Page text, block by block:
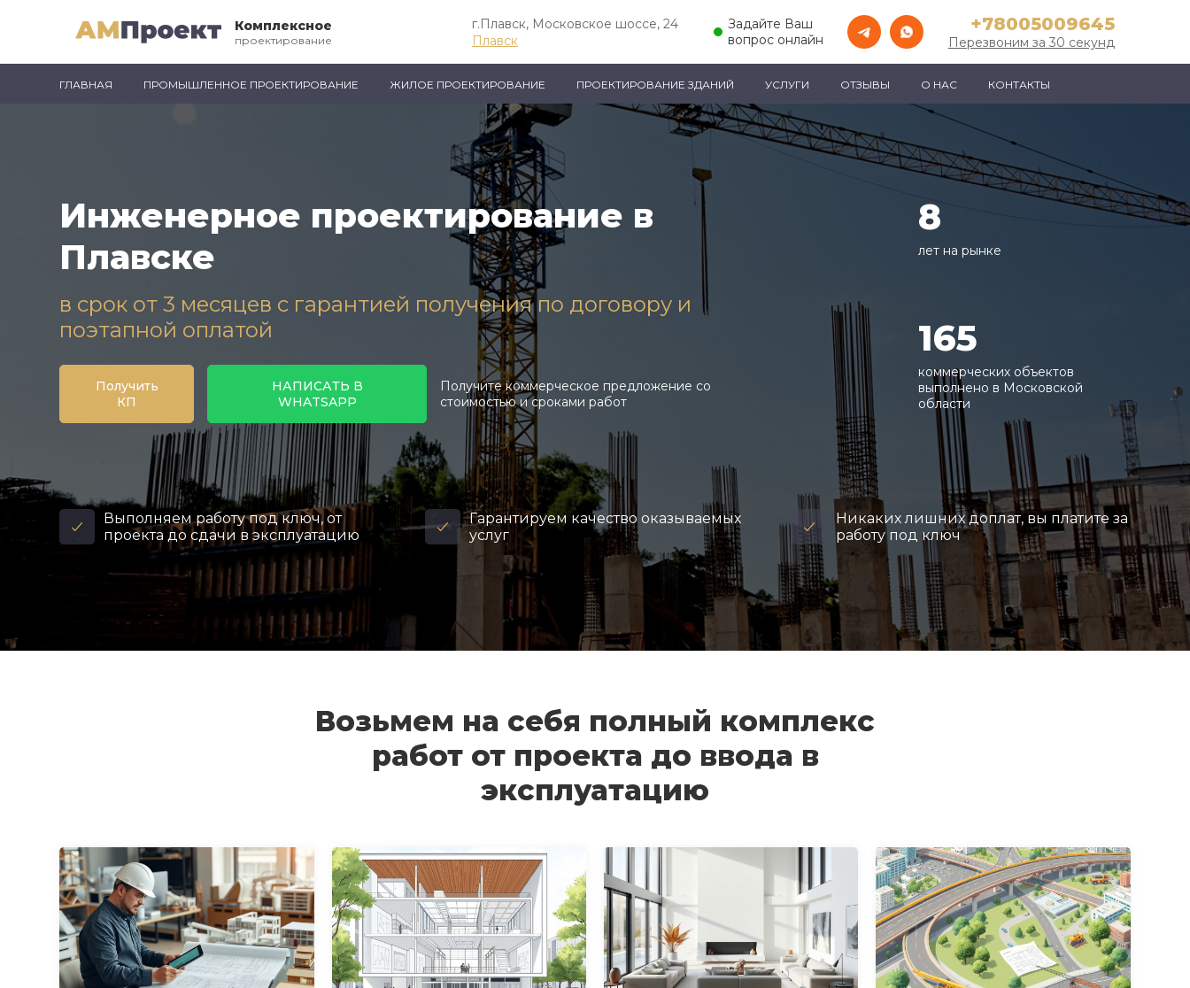
Комплексное
проектирование
г.Плавск, Московское шоссе, 24
Плавск
Задайте Ваш
вопрос онлайн
+78005009645
Перезвоним за 30 секунд
ГЛАВНАЯ ПРОМЫШЛЕННОЕ ПРОЕКТИРОВАНИЕ ЖИЛОЕ ПРОЕКТИРОВАНИЕ ПРОЕКТИРОВАНИЕ ЗДАНИЙ УСЛУГИ ОТЗЫВЫ О НАС КОНТАКТЫ
Инженерное проектирование в
Плавске
в срок от 3 месяцев с гарантией получения по договору и
поэтапной оплатой
Получить
КП
НАПИСАТЬ В
WHATSAPP
Получите коммерческое предложение со
стоимостью и сроками работ
8
лет на рынке
165
коммерческих объектов
выполнено в Московской
области
Выполняем работу под ключ, от
проекта до сдачи в эксплуатацию
Гарантируем качество оказываемых
услуг
Никаких лишних доплат, вы платите за
работу под ключ
Возьмем на себя полный комплекс
работ от проекта до ввода в
эксплуатацию